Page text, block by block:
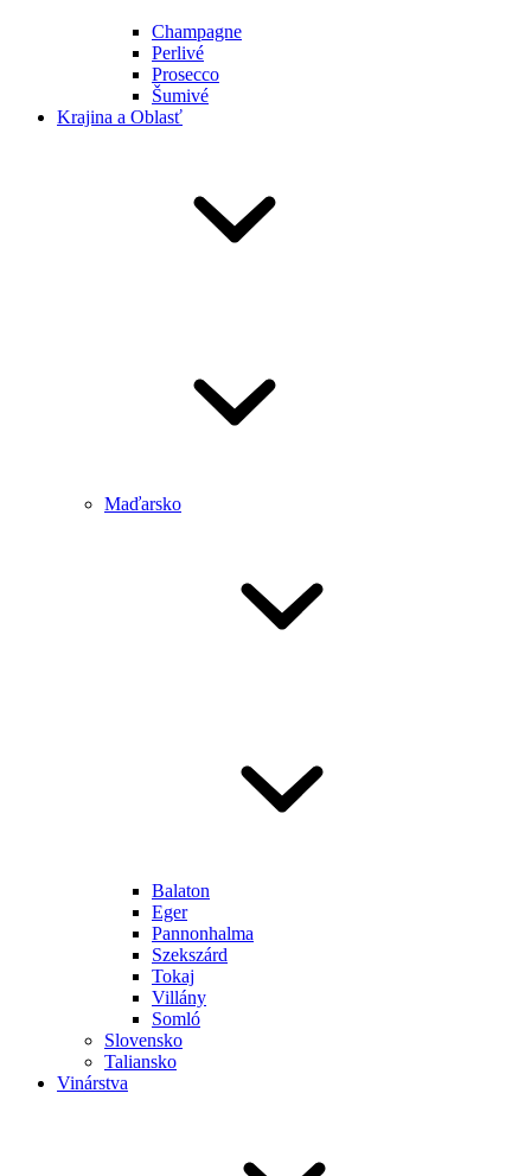
Champagne
Perlivé
Prosecco
Šumivé
Krajina a Oblasť
Maďarsko
Balaton
Eger
Pannonhalma
Szekszárd
Tokaj
Villány
Somló
Slovensko
Taliansko
Vinárstva